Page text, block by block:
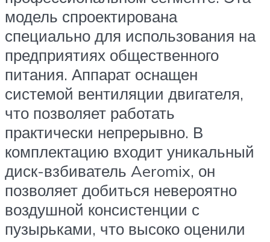
модель спроектирована
специально для использования на
предприятиях общественного
питания. Аппарат оснащен
системой вентиляции двигателя,
что позволяет работать
практически непрерывно. В
комплектацию входит уникальный
диск-взбиватель Aeromix, он
позволяет добиться невероятно
воздушной консистенции с
пузырьками, что высоко оценили